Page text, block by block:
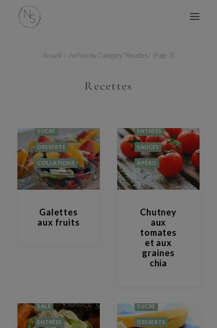
ACCUEIL
AVIS
À PROPOS
CONTACT
RECHERCHE
Accueil Archive by Category "Recettes" (Page 3)
Recettes
SUCRÉ
DESSERTS
COLLATIONS
Galettes
aux fruits
ENTRÉES
SAUCES
APÉRO
Chutney
aux
tomates
et aux
graines
chia
SALÉ
ENTRÉES
SUCRÉ
DESSERTS